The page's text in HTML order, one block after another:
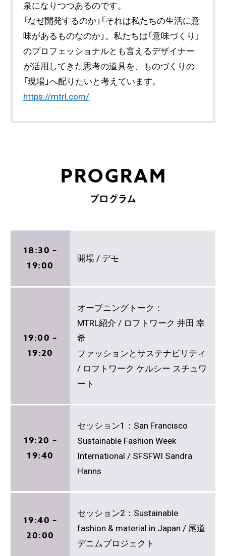
泉になりつつあるのです。
「なぜ開発するのか」「それは私たちの生活に意
味があるものなのか」。私たちは「意味づくり」
のプロフェッショナルとも言えるデザイナー
が活用してきた思考の道具を、ものづくりの
「現場」へ配りたいと考えています。
https://mtrl.com/
PROGRAM
プログラム
18:30 –
19:00
開場 / デモ
19:00 –
19:20
オープニングトーク：
MTRL紹介 / ロフトワーク 井田 幸
希
ファッションとサステナビリティ
/ ロフトワーク ケルシー スチュワ
ート
19:20 –
19:40
セッション1：San Francisco
Sustainable Fashion Week
International / SFSFWI Sandra
Hanns
19:40 –
20:00
セッション2：Sustainable
fashion & material in Japan / 尾道
デニムプロジェクト